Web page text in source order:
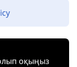
оқыңыз